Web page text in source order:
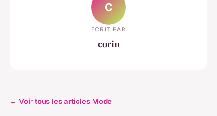
C
ECRIT PAR
corin
← Voir tous les articles Mode